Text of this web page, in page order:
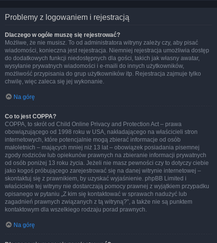
Problemy z logowaniem i rejestracją
Dlaczego w ogóle muszę się rejestrować?
Możliwe, że nie musisz. To od administratora witryny zależy czy, aby pisać
wiadomości, konieczna jest rejestracja. Niemniej rejestracja umożliwia dostęp
do dodatkowych funkcji niedostępnych dla gości, takich jak własny awatar,
wysyłanie prywatnych wiadomości i e-maili do innych użytkowników,
możliwość przypisania do grup użytkowników itp. Rejestracja zajmuje tylko
chwilę, więc zaleca się jej wykonanie.
Na górę
Co to jest COPPA?
COPPA, to skrót od Child Online Privacy and Protection Act – prawa
obowiązującego od 1998 roku w USA, nakładającego na właścicieli stron
internetowych, które potencjalnie mogą zbierać informacje od osób
małoletnich – mających mniej niż 13 lat – obowiązek posiadania pisemnej
zgody rodziców lub opiekunów prawnych na zbieranie informacji prywatnych
od osób poniżej 13 roku życia. Jeżeli nie masz pewności czy to dotyczy ciebie
jako kogoś próbującego zarejestrować się na danej witrynie internetowej –
skontaktuj się z prawnikiem, by uzyskać wyjaśnienie. phpBB Limited i
właściciele tej witryny nie dostarczają pomocy prawnej z wyjątkiem przypadku
opisanego w pytaniu „Z kim się kontaktować w sprawach nadużyć lub
zagadnień prawnych związanych z tą witryną?”, a także nie są punktem
kontaktowym dla wszelkiego rodzaju porad prawnych.
Na górę